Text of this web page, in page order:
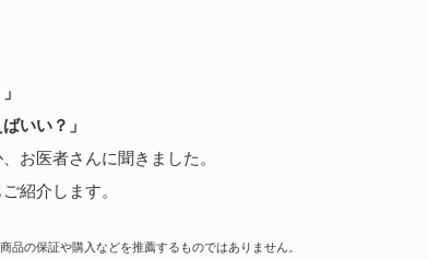
いい？」
お医者さんに聞きました。
紹介します。
の保証や購入などを推薦するものではありません。